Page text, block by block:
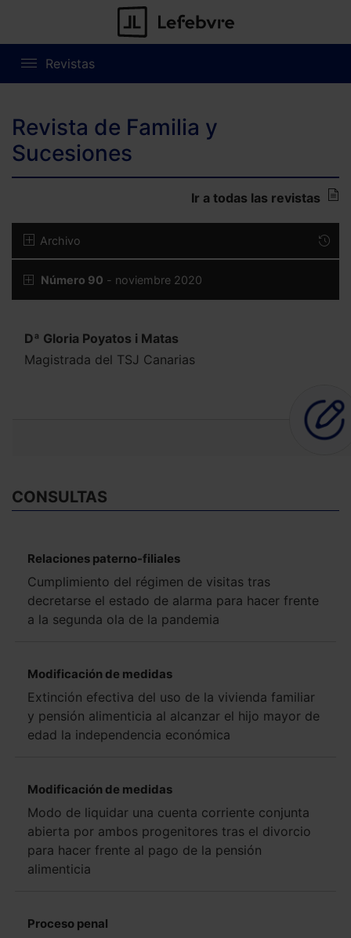
Revistas
Revista de Familia y
Sucesiones
Ir a todas las revistas
Archivo
Número 90 - noviembre 2020
Dª Gloria Poyatos i Matas
Magistrada del TSJ Canarias
CONSULTAS
Relaciones paterno-filiales
Cumplimiento del régimen de visitas tras
decretarse el estado de alarma para hacer frente
a la segunda ola de la pandemia
Modificación de medidas
Extinción efectiva del uso de la vivienda familiar
y pensión alimenticia al alcanzar el hijo mayor de
edad la independencia económica
Modificación de medidas
Modo de liquidar una cuenta corriente conjunta
abierta por ambos progenitores tras el divorcio
para hacer frente al pago de la pensión
alimenticia
Proceso penal